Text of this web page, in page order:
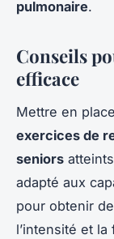
pulmonaire.
Conseils
efficace
Mettre en
exercices de
seniors
adapté aux
pour obtenir
l’intensité et